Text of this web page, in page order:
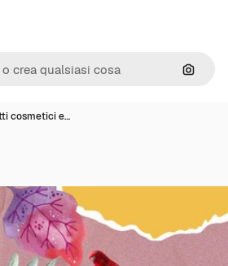
Cerca
cosmetici e…